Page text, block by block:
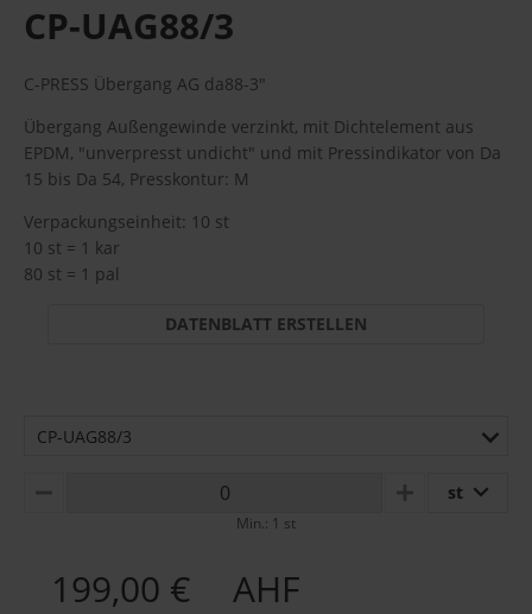
CP-UAG88/3
C-PRESS Übergang AG da88-3"
Übergang Außengewinde verzinkt, mit Dichtelement aus
EPDM, "unverpresst undicht" und mit Pressindikator von Da
15 bis Da 54, Presskontur: M
Verpackungseinheit: 10 st
10 st = 1 kar
80 st = 1 pal
DATENBLATT ERSTELLEN
CP-UAG88/3
MINUS PLUS st
Min.: 1 st
199,00 € AHF